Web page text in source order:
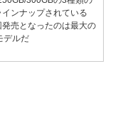
ンナップされている
発売となったのは最大の
デルだ